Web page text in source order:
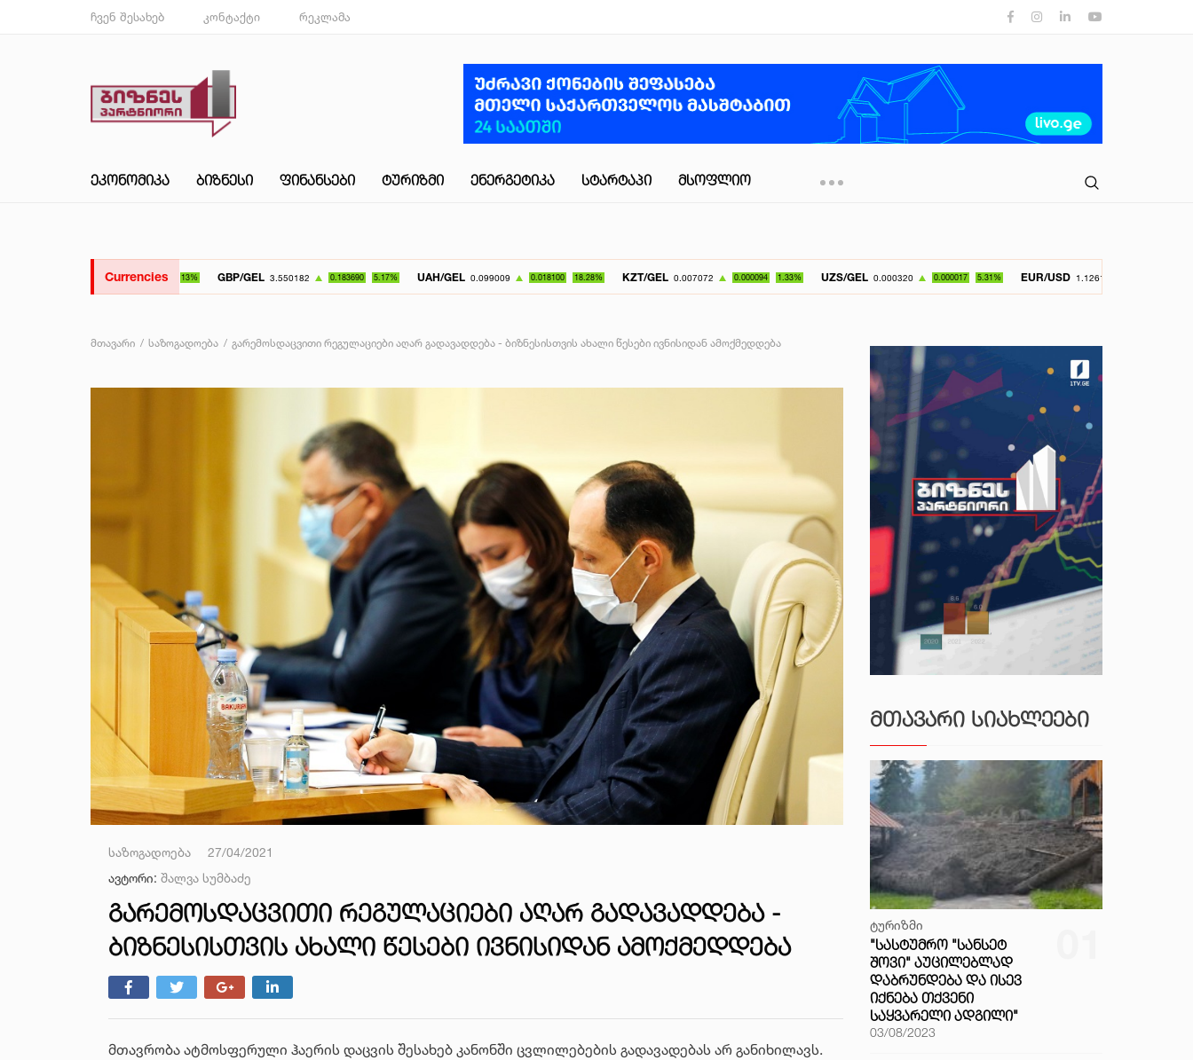
ჩვენ შესახებ კონტაქტი რეკლამა
ᲔᲙᲝᲜᲝᲛᲘᲙᲐ ᲑᲘᲖᲜᲔᲡᲘ ᲤᲘᲜᲐᲜᲡᲔᲑᲘ ᲢᲣᲠᲘᲖᲛᲘ ᲔᲜᲔᲠᲒᲔᲢᲘᲙᲐ ᲡᲢᲐᲠᲢᲐᲞᲘ ᲛᲡᲝᲤᲚᲘᲝ
CurrenciesGBP/GEL 3.550182 0.183690 5.17% UAH/GEL 0.099009 0.018100 18.28% KZT/GEL 0.007072 0.000094 1.33% UZS/GEL 0.000320 0.000017 5.31% EUR/USD 1.126150 -0.049800
მთავარი საზოგადოება გარემოსდაცვითი რეგულაციები აღარ გადავადდება - ბიზნესისთვის ახალი წესები ივნისიდან ამოქმედდება
საზოგადოება
27/04/2021
ავტორი: შალვა სუმბაძე
ᲒᲐᲠᲔᲛᲝᲡᲓᲐᲪᲕᲘᲗᲘ ᲠᲔᲒᲣᲚᲐᲪᲘᲔᲑᲘ ᲐᲦᲐᲠ ᲒᲐᲓᲐᲕᲐᲓᲓᲔᲑᲐ -
ᲑᲘᲖᲜᲔᲡᲘᲡᲗᲕᲘᲡ ᲐᲮᲐᲚᲘ ᲬᲔᲡᲔᲑᲘ ᲘᲕᲜᲘᲡᲘᲓᲐᲜ ᲐᲛᲝᲥᲛᲔᲓᲓᲔᲑᲐ
მთავრობა ატმოსფერული ჰაერის დაცვის შესახებ კანონში ცვლილებების გადავადებას არ განიხილავს.
ᲛᲗᲐᲕᲐᲠᲘ ᲡᲘᲐᲮᲚᲔᲔᲑᲘ
ტურიზმი
"ᲡᲐᲡᲢᲣᲛᲠᲝ "ᲡᲐᲜᲡᲔᲢ
ᲨᲝᲕᲘ" ᲐᲣᲪᲘᲚᲔᲑᲚᲐᲓ
ᲓᲐᲑᲠᲣᲜᲓᲔᲑᲐ ᲓᲐ ᲘᲡᲔᲕ
ᲘᲥᲜᲔᲑᲐ ᲗᲥᲕᲔᲜᲘ
ᲡᲐᲧᲕᲐᲠᲔᲚᲘ ᲐᲓᲒᲘᲚᲘ"
03/08/2023